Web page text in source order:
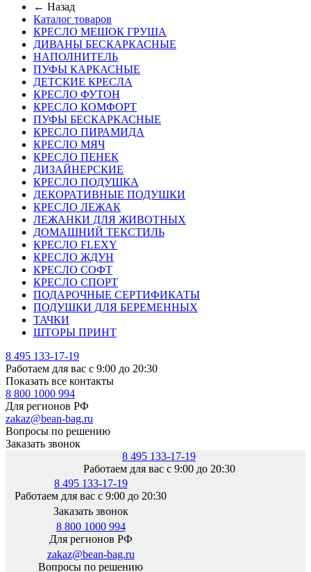
← Назад
Каталог товаров
КРЕСЛО МЕШОК ГРУША
ДИВАНЫ БЕСКАРКАСНЫЕ
НАПОЛНИТЕЛЬ
ПУФЫ КАРКАСНЫЕ
ДЕТСКИЕ КРЕСЛА
КРЕСЛО ФУТОН
КРЕСЛО КОМФОРТ
ПУФЫ БЕСКАРКАСНЫЕ
КРЕСЛО ПИРАМИДА
КРЕСЛО МЯЧ
КРЕСЛО ПЕНЕК
ДИЗАЙНЕРСКИЕ
КРЕСЛО ПОДУШКА
ДЕКОРАТИВНЫЕ ПОДУШКИ
КРЕСЛО ЛЕЖАК
ЛЕЖАНКИ ДЛЯ ЖИВОТНЫХ
ДОМАШНИЙ ТЕКСТИЛЬ
КРЕСЛО FLEXY
КРЕСЛО ЖДУН
КРЕСЛО СОФТ
КРЕСЛО СПОРТ
ПОДАРОЧНЫЕ СЕРТИФИКАТЫ
ПОДУШКИ ДЛЯ БЕРЕМЕННЫХ
ТАЧКИ
ШТОРЫ ПРИНТ
8 495 133-17-19
Работаем для вас с 9:00 до 20:30
Показать все контакты
8 800 1000 994
Для регионов РФ
zakaz@bean-bag.ru
Вопросы по решению
Заказать звонок
8 495 133-17-19
Работаем для вас с 9:00 до 20:30
8 495 133-17-19
Работаем для вас с 9:00 до 20:30
Заказать звонок
8 800 1000 994
Для регионов РФ
zakaz@bean-bag.ru
Вопросы по решению